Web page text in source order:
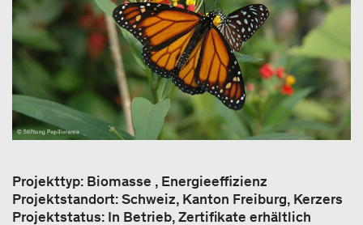
Projekttyp: Biomasse , Energieeffizienz
Projektstandort: Schweiz, Kanton Freiburg, Kerzers
Projektstatus: In Betrieb, Zertifikate erhältlich